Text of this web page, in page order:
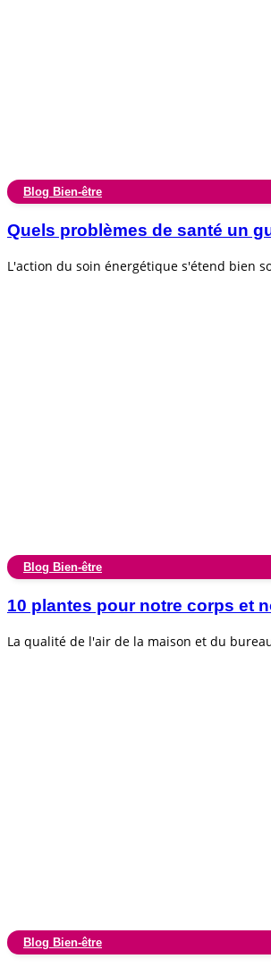
Blog Bien-être
Quels problèmes de santé un
L'action du soin énergétique s'étend bien
Blog Bien-être
10 plantes pour notre corps et
La qualité de l'air de la maison et du
Blog Bien-être